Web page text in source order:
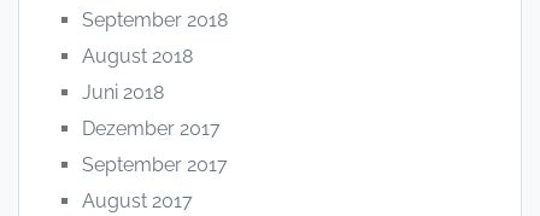
September 2018
August 2018
Juni 2018
Dezember 2017
September 2017
August 2017